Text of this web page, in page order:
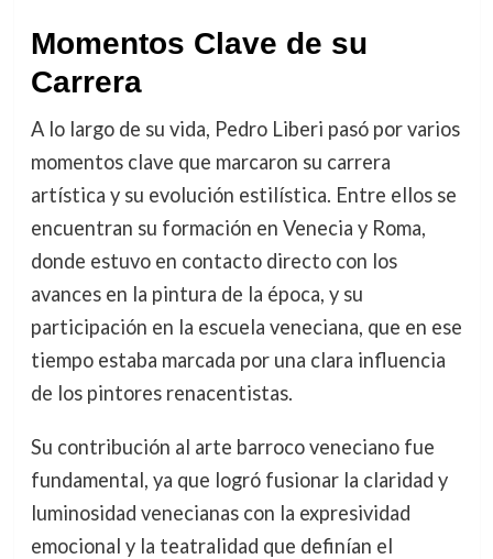
Momentos Clave de su
Carrera
A lo largo de su vida, Pedro Liberi pasó por varios
momentos clave que marcaron su carrera
artística y su evolución estilística. Entre ellos se
encuentran su formación en Venecia y Roma,
donde estuvo en contacto directo con los
avances en la pintura de la época, y su
participación en la escuela veneciana, que en ese
tiempo estaba marcada por una clara influencia
de los pintores renacentistas.
Su contribución al arte barroco veneciano fue
fundamental, ya que logró fusionar la claridad y
luminosidad venecianas con la expresividad
emocional y la teatralidad que definían el